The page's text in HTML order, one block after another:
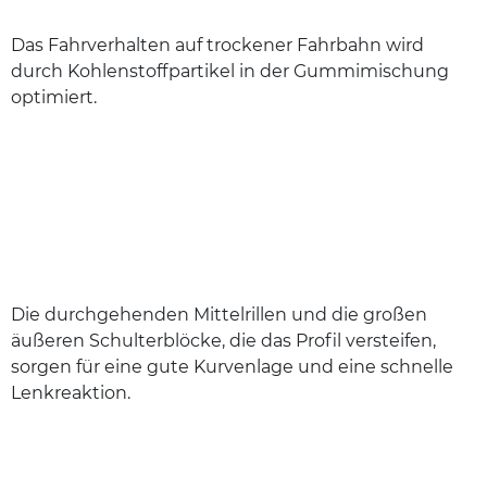
Das Fahrverhalten auf trockener Fahrbahn wird
durch Kohlenstoffpartikel in der Gummimischung
optimiert.
Die durchgehenden Mittelrillen und die großen
äußeren Schulterblöcke, die das Profil versteifen,
sorgen für eine gute Kurvenlage und eine schnelle
Lenkreaktion.